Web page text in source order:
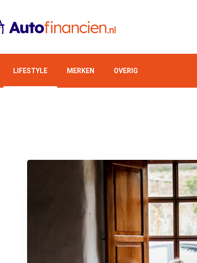
LIFESTYLE MERKEN OVERIG